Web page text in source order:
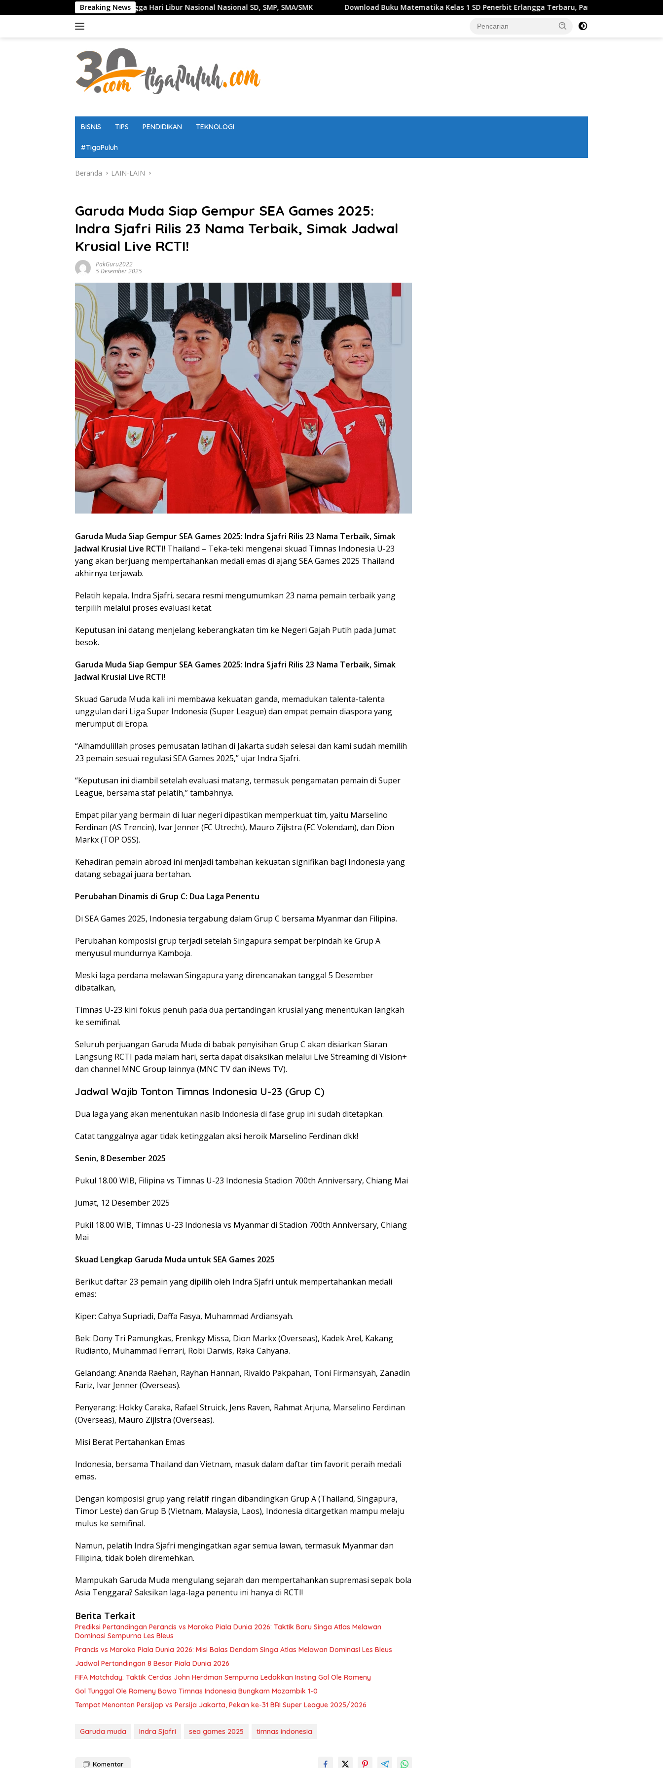
ke
Breaking News
Ujian, hingga Hari Libur Nasional Nasional SD, SMP, SMA/SMK Download Buku Matematika Kelas 1 SD Penerbit Erlangga Terbaru, Panduan Lengkap Keunggulan dan Cara
BISNIS TIPS PENDIDIKAN TEKNOLOGI
#TigaPuluh
Beranda LAIN-LAIN
Garuda Muda Siap Gempur SEA Games 2025:
Indra Sjafri Rilis 23 Nama Terbaik, Simak Jadwal
Krusial Live RCTI!
PakGuru2022
5 Desember 2025
Garuda Muda Siap Gempur SEA Games 2025: Indra Sjafri Rilis 23 Nama Terbaik, Simak
Jadwal Krusial Live RCTI! Thailand – Teka-teki mengenai skuad Timnas Indonesia U-23
yang akan berjuang mempertahankan medali emas di ajang SEA Games 2025 Thailand
akhirnya terjawab.
Pelatih kepala, Indra Sjafri, secara resmi mengumumkan 23 nama pemain terbaik yang
terpilih melalui proses evaluasi ketat.
Keputusan ini datang menjelang keberangkatan tim ke Negeri Gajah Putih pada Jumat
besok.
Garuda Muda Siap Gempur SEA Games 2025: Indra Sjafri Rilis 23 Nama Terbaik, Simak
Jadwal Krusial Live RCTI!
Skuad Garuda Muda kali ini membawa kekuatan ganda, memadukan talenta-talenta
unggulan dari Liga Super Indonesia (Super League) dan empat pemain diaspora yang
merumput di Eropa.
“Alhamdulillah proses pemusatan latihan di Jakarta sudah selesai dan kami sudah memilih
23 pemain sesuai regulasi SEA Games 2025,” ujar Indra Sjafri.
“Keputusan ini diambil setelah evaluasi matang, termasuk pengamatan pemain di Super
League, bersama staf pelatih,” tambahnya.
Empat pilar yang bermain di luar negeri dipastikan memperkuat tim, yaitu Marselino
Ferdinan (AS Trencin), Ivar Jenner (FC Utrecht), Mauro Zijlstra (FC Volendam), dan Dion
Markx (TOP OSS).
Kehadiran pemain abroad ini menjadi tambahan kekuatan signifikan bagi Indonesia yang
datang sebagai juara bertahan.
Perubahan Dinamis di Grup C: Dua Laga Penentu
Di SEA Games 2025, Indonesia tergabung dalam Grup C bersama Myanmar dan Filipina.
Perubahan komposisi grup terjadi setelah Singapura sempat berpindah ke Grup A
menyusul mundurnya Kamboja.
Meski laga perdana melawan Singapura yang direncanakan tanggal 5 Desember
dibatalkan,
Timnas U-23 kini fokus penuh pada dua pertandingan krusial yang menentukan langkah
ke semifinal.
Seluruh perjuangan Garuda Muda di babak penyisihan Grup C akan disiarkan Siaran
Langsung RCTI pada malam hari, serta dapat disaksikan melalui Live Streaming di Vision+
dan channel MNC Group lainnya (MNC TV dan iNews TV).
Jadwal Wajib Tonton Timnas Indonesia U-23 (Grup C)
Dua laga yang akan menentukan nasib Indonesia di fase grup ini sudah ditetapkan.
Catat tanggalnya agar tidak ketinggalan aksi heroik Marselino Ferdinan dkk!
Senin, 8 Desember 2025
Pukul 18.00 WIB, Filipina vs Timnas U-23 Indonesia Stadion 700th Anniversary, Chiang Mai
Jumat, 12 Desember 2025
Pukil 18.00 WIB, Timnas U-23 Indonesia vs Myanmar di Stadion 700th Anniversary, Chiang
Mai
Skuad Lengkap Garuda Muda untuk SEA Games 2025
Berikut daftar 23 pemain yang dipilih oleh Indra Sjafri untuk mempertahankan medali
emas:
Kiper: Cahya Supriadi, Daffa Fasya, Muhammad Ardiansyah.
Bek: Dony Tri Pamungkas, Frenkgy Missa, Dion Markx (Overseas), Kadek Arel, Kakang
Rudianto, Muhammad Ferrari, Robi Darwis, Raka Cahyana.
Gelandang: Ananda Raehan, Rayhan Hannan, Rivaldo Pakpahan, Toni Firmansyah, Zanadin
Fariz, Ivar Jenner (Overseas).
Penyerang: Hokky Caraka, Rafael Struick, Jens Raven, Rahmat Arjuna, Marselino Ferdinan
(Overseas), Mauro Zijlstra (Overseas).
Misi Berat Pertahankan Emas
Indonesia, bersama Thailand dan Vietnam, masuk dalam daftar tim favorit peraih medali
emas.
Dengan komposisi grup yang relatif ringan dibandingkan Grup A (Thailand, Singapura,
Timor Leste) dan Grup B (Vietnam, Malaysia, Laos), Indonesia ditargetkan mampu melaju
mulus ke semifinal.
Namun, pelatih Indra Sjafri mengingatkan agar semua lawan, termasuk Myanmar dan
Filipina, tidak boleh diremehkan.
Mampukah Garuda Muda mengulang sejarah dan mempertahankan supremasi sepak bola
Asia Tenggara? Saksikan laga-laga penentu ini hanya di RCTI!
Berita Terkait
Prediksi Pertandingan Perancis vs Maroko Piala Dunia 2026: Taktik Baru Singa Atlas Melawan
Dominasi Sempurna Les Bleus
Prancis vs Maroko Piala Dunia 2026: Misi Balas Dendam Singa Atlas Melawan Dominasi Les Bleus
Jadwal Pertandingan 8 Besar Piala Dunia 2026
FIFA Matchday: Taktik Cerdas John Herdman Sempurna Ledakkan Insting Gol Ole Romeny
Gol Tunggal Ole Romeny Bawa Timnas Indonesia Bungkam Mozambik 1-0
Tempat Menonton Persijap vs Persija Jakarta, Pekan ke-31 BRI Super League 2025/2026
Garuda muda Indra Sjafri sea games 2025 timnas indonesia
Komentar